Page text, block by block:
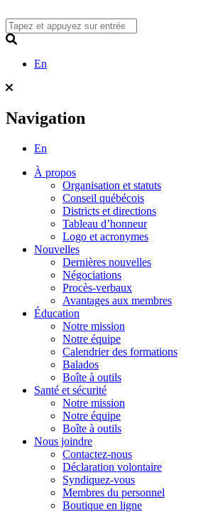
to
content
En
Navigation
En
À propos
Organisation et statuts
Conseil québécois
Districts et directions
Tableau d’honneur
Logo et acronymes
Nouvelles
Dernières nouvelles
Négociations
Procès-verbaux
Avantages aux membres
Éducation
Notre mission
Notre équipe
Calendrier des formations
Balados
Boîte à outils
Santé et sécurité
Notre mission
Notre équipe
Boîte à outils
Nous joindre
Contactez-nous
Déclaration volontaire
Syndiquez-vous
Membres du personnel
Boutique en ligne